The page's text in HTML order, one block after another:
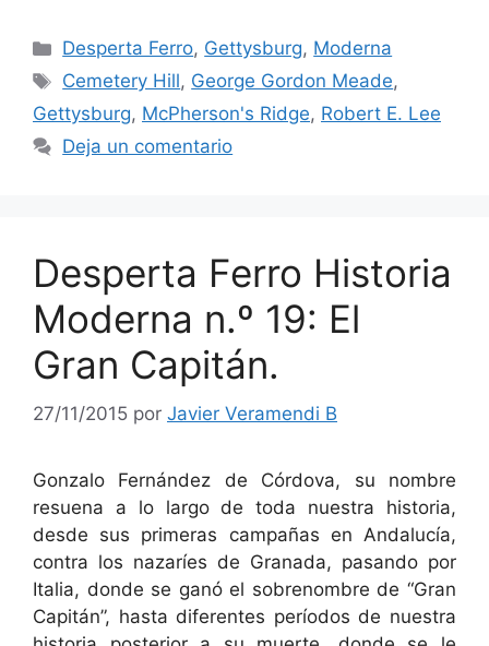
Categorías
Desperta Ferro, Gettysburg, Moderna
Etiquetas
Cemetery Hill, George Gordon Meade,
Gettysburg, McPherson's Ridge, Robert E. Lee
Deja un comentario
Desperta Ferro Historia
Moderna n.º 19: El
Gran Capitán.
27/11/2015 por Javier Veramendi B
Gonzalo Fernández de Córdova, su nombre
resuena a lo largo de toda nuestra historia,
desde sus primeras campañas en Andalucía,
contra los nazaríes de Granada, pasando por
Italia, donde se ganó el sobrenombre de “Gran
Capitán”, hasta diferentes períodos de nuestra